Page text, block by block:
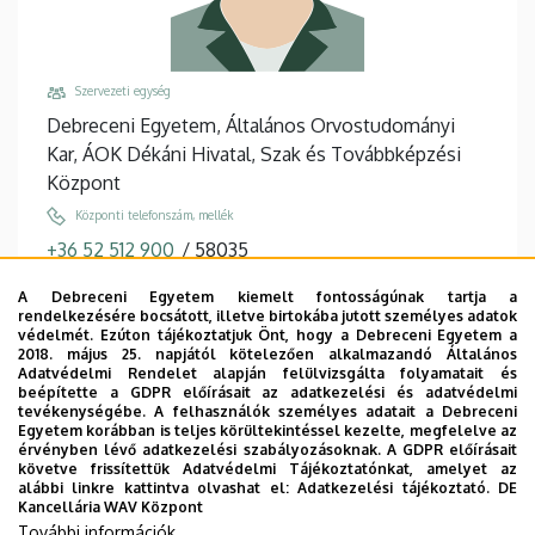
Szervezeti egység
Debreceni Egyetem, Általános Orvostudományi
Kar, ÁOK Dékáni Hivatal, Szak és Továbbképzési
Központ
Központi telefonszám, mellék
+36 52 512 900 / 58035
orvos.gabriella@med.unideb.hu
Cím
4032 Debrecen Nagyerdei körút 94
Épület, emelet, ajtó
Nemzetközi Oktatást Koordináló Központ épület, 1.
emelet, 115
Weboldalak
A Debreceni Egyetem kiemelt fontosságúnak tartja a
rendelkezésére bocsátott, illetve birtokába jutott személyes adatok
védelmét. Ezúton tájékoztatjuk Önt, hogy a Debreceni Egyetem a
2018. május 25. napjától kötelezően alkalmazandó Általános
Adatvédelmi Rendelet alapján felülvizsgálta folyamatait és
beépítette a GDPR előírásait az adatkezelési és adatvédelmi
tevékenységébe. A felhasználók személyes adatait a Debreceni
Egyetem korábban is teljes körültekintéssel kezelte, megfelelve az
érvényben lévő adatkezelési szabályozásoknak. A GDPR előírásait
követve frissítettük Adatvédelmi Tájékoztatónkat, amelyet az
alábbi linkre kattintva olvashat el:Adatkezelési tájékoztató. DE
Kancellária WAV Központ